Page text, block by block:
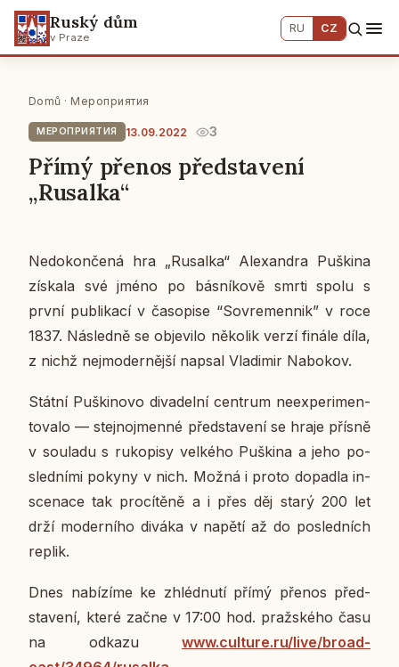
Ruský dům
v Praze
RU CZ
Domů · Мероприятия
МЕРОПРИЯТИЯ 13.09.2022 3
Přímý přenos představení
„Rusalka“
Ne­do­kon­če­ná hra „Rusal­ka“ Ale­xan­dra Puški­na
zís­ka­la své jméno po bás­ní­ko­vě smrti spolu s
první pu­b­li­ka­cí v ča­so­pi­se “So­vre­men­nik” v roce
1837. Ná­sled­ně se ob­je­vi­lo ně­ko­lik verzí finále díla,
z nichž nej­mo­der­něj­ší napsal Vla­di­mir Na­bo­kov.
Státní Puški­no­vo di­va­del­ní cen­t­rum ne­ex­pe­ri­men­
to­va­lo — stej­no­jmen­né před­sta­ve­ní se hraje přísně
v sou­la­du s ru­ko­pi­sy vel­ké­ho Puški­na a jeho po­
sled­ní­mi pokyny v nich. Možná i proto do­padla in­
sce­na­ce tak pro­cí­tě­ně a i přes děj starý 200 let
drží mo­der­ní­ho diváka v napětí až do po­sled­ních
replik.
Dnes na­bí­zí­me ke zhléd­nu­tí přímý přenos před­
sta­ve­ní, které začne v 17:00 hod. praž­ské­ho času
na odkazu www.cul­tu­re.ru/live/broad­